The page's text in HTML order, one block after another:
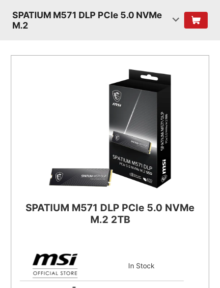
SPATIUM M571 DLP PCIe 5.0 NVMe
M.2
SPATIUM M571 DLP PCIe 5.0 NVMe
M.2 2TB
In Stock